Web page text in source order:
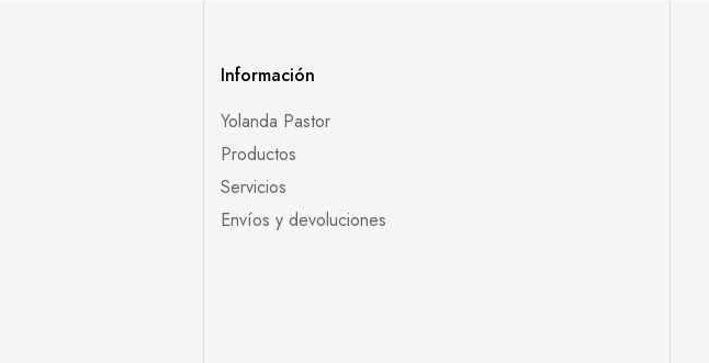
Información
Yolanda Pastor
Productos
Servicios
Envíos y devoluciones